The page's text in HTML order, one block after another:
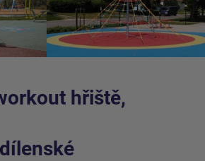
hřiště,